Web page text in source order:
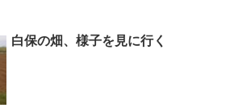
白保の畑、様子を見に行く